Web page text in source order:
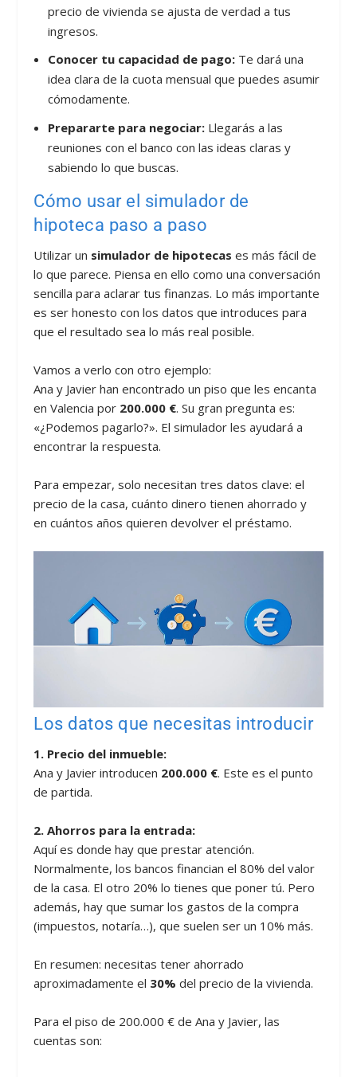
precio de vivienda se ajusta de verdad a tus
ingresos.
Conocer tu capacidad de pago:Te dará una
idea clara de la cuota mensual que puedes asumir
cómodamente.
Prepararte para negociar:Llegarás a las
reuniones con el banco con las ideas claras y
sabiendo lo que buscas.
Cómo usar el simulador de
hipoteca paso a paso
Utilizar un simulador de hipotecas es más fácil de
lo que parece. Piensa en ello como una conversación
sencilla para aclarar tus finanzas. Lo más importante
es ser honesto con los datos que introduces para
que el resultado sea lo más real posible.
Vamos a verlo con otro ejemplo:
Ana y Javier han encontrado un piso que les encanta
en Valencia por 200.000 €. Su gran pregunta es:
«¿Podemos pagarlo?». El simulador les ayudará a
encontrar la respuesta.
Para empezar, solo necesitan tres datos clave: el
precio de la casa, cuánto dinero tienen ahorrado y
en cuántos años quieren devolver el préstamo.
Los datos que necesitas introducir
1. Precio del inmueble:
Ana y Javier introducen 200.000 €. Este es el punto
de partida.
2. Ahorros para la entrada:
Aquí es donde hay que prestar atención.
Normalmente, los bancos financian el 80% del valor
de la casa. El otro 20% lo tienes que poner tú. Pero
además, hay que sumar los gastos de la compra
(impuestos, notaría…), que suelen ser un 10% más.
En resumen: necesitas tener ahorrado
aproximadamente el 30% del precio de la vivienda.
Para el piso de 200.000 € de Ana y Javier, las
cuentas son: